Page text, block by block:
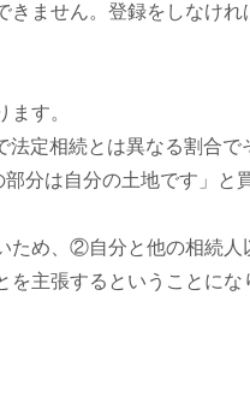
ません。登録をしなけれ
す。
定相続とは異なる割合
分は自分の土地です」と
め、②自分と他の相続人
主張するということにな